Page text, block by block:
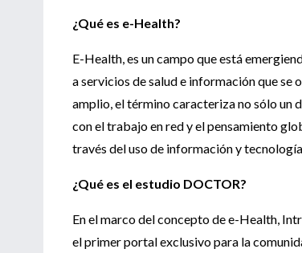
¿Qué es e-Health?
E-Health, es un campo que está
a servicios de salud e información que
amplio, el término caracteriza no sólo un
con el trabajo en red y el pensamiento
través del uso de información y
¿Qué es el estudio DOCTOR?
En el marco del concepto de e-Health,
el primer portal exclusivo para la